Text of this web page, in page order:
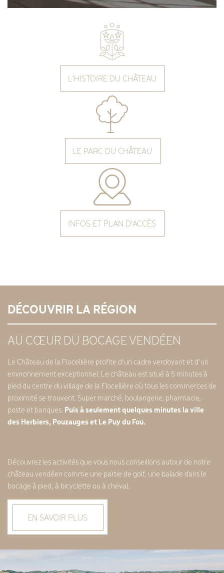
L'HISTOIRE DU CHÂTEAU
LE PARC DU CHÂTEAU
INFOS ET PLAN D'ACCÈS
DÉCOUVRIR LA RÉGION
AU CŒUR DU BOCAGE VENDÉEN
Le Château de la Flocellière profite d’un cadre verdoyant et d’un
environnement exceptionnel. Le château est situé à 5 minutes à
pied du centre du village de la Flocellière où tous les commerces de
proximité se trouvent. Super marché, boulangerie, pharmacie,
poste et banques. Puis à seulement quelques minutes la ville
des Herbiers, Pouzauges et Le Puy du Fou.
Découvrez les activités que vous nous conseillons autour de notre
château vendéen comme une partie de golf, une balade dans le
bocage à pied, à bicyclette ou à cheval.
EN SAVOIR PLUS